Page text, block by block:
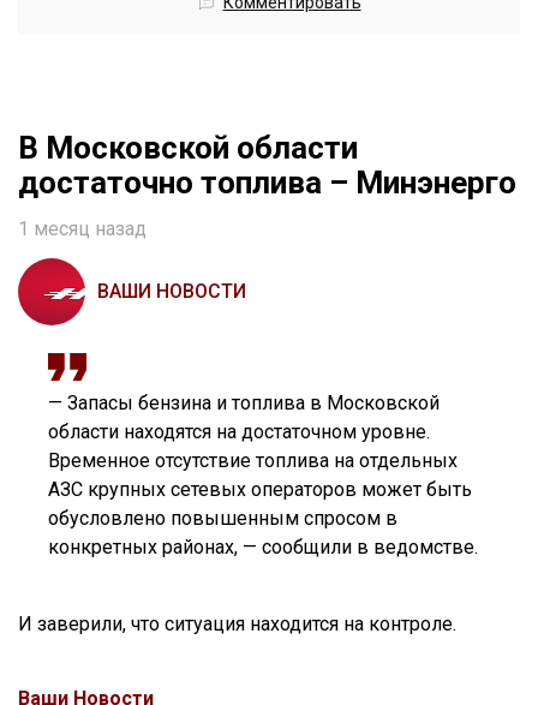
В Московской области
достаточно топлива – Минэнерго
1 месяц назад
ВАШИ НОВОСТИ
— Запасы бензина и топлива в Московской
области находятся на достаточном уровне.
Временное отсутствие топлива на отдельных
АЗС крупных сетевых операторов может быть
обусловлено повышенным спросом в
конкретных районах, — сообщили в ведомстве.
И заверили, что ситуация находится на контроле.
Ваши Новости